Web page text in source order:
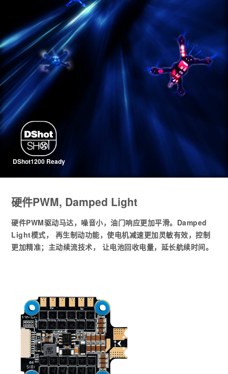
DShot1200 Ready
硬件PWM, Damped Light
硬件PWM驱动马达，噪音小，油门响应更加平滑。Damped
Light模式， 再生制动功能，使电机减速更加灵敏有效，控制
更加精准；主动续流技术， 让电池回收电量，延长航续时间。